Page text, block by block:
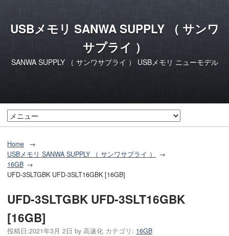
USBメモリ SANWA SUPPLY （ サンワ
サプライ ）
SANWA SUPPLY （ サンワサプライ ） USBメモリ ニューモデル
Home
USBメモリ SANWA SUPPLY （ サンワサプライ ）
16GB
UFD-3SLTGBK UFD-3SLT16GBK [16GB]
UFD-3SLTGBK UFD-3SLT16GBK
[16GB]
投稿日:2021年3月 2日 by 高速化 カテゴリ: 16GB